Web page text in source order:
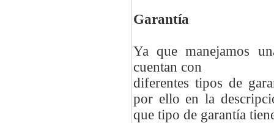
Garantía
Ya que manejamos
cuentan con
diferentes tipos de
por ello en la
que tipo de garantía